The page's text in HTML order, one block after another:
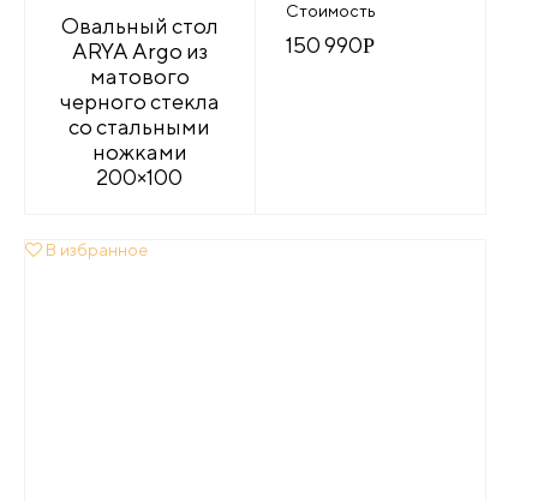
Овальный стол
ARYA Argo из
матового
черного стекла
со стальными
ножками
200×100
Стоимость
150 990Р
В избранное